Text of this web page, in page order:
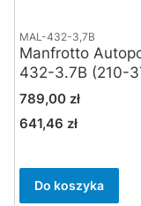
MAL-432-3,7B
Manfrotto
432-3.7B (210-
czarna
Cena
789,00 zł
Cena
641,46 zł
Do koszyka